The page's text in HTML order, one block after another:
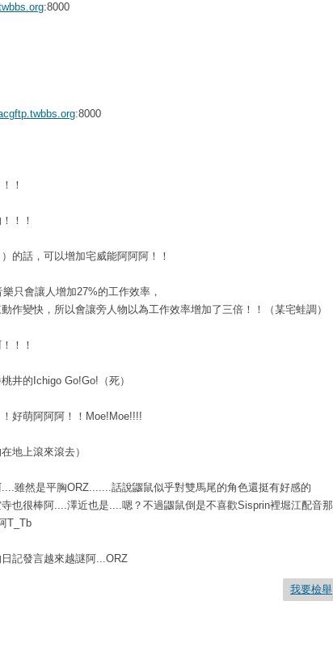
:8000
:8000
！
！！
的話，可以增加宅威能阿阿阿！！
只會讓人增加27%的工作效率，
作變快，所以會讓旁人物以為工作效率增加了三倍！！（某宅蛙調）
！！
井的Ichigo Go!Go!（死）
好萌阿阿阿！！Moe!Moe!!!!
地上滾來滾去）
雖然是平胸ORZ.......話說鼴鼠似乎對雙馬尾的角色還挺有好感的
寺也很棒阿....澤近也是....嗯？不過鼴鼠倒是不喜歡Sisprin裡堀江配音那
T_Tb
記發言越來越謎阿...ORZ
我要檢舉